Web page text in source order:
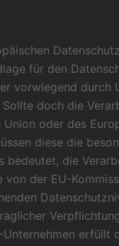
für den
vorwiegend durch
doch die
oder des
diese die
bedeutet, die
von der EU-
Unternehmen